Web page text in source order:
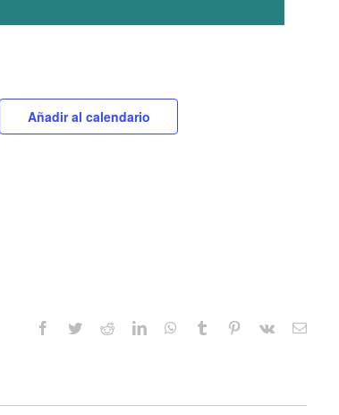
Añadir al calendario
Facebook
TwitterRedditLinkedInWhatsApp
Tumblr Pinterest
Vk
Correo